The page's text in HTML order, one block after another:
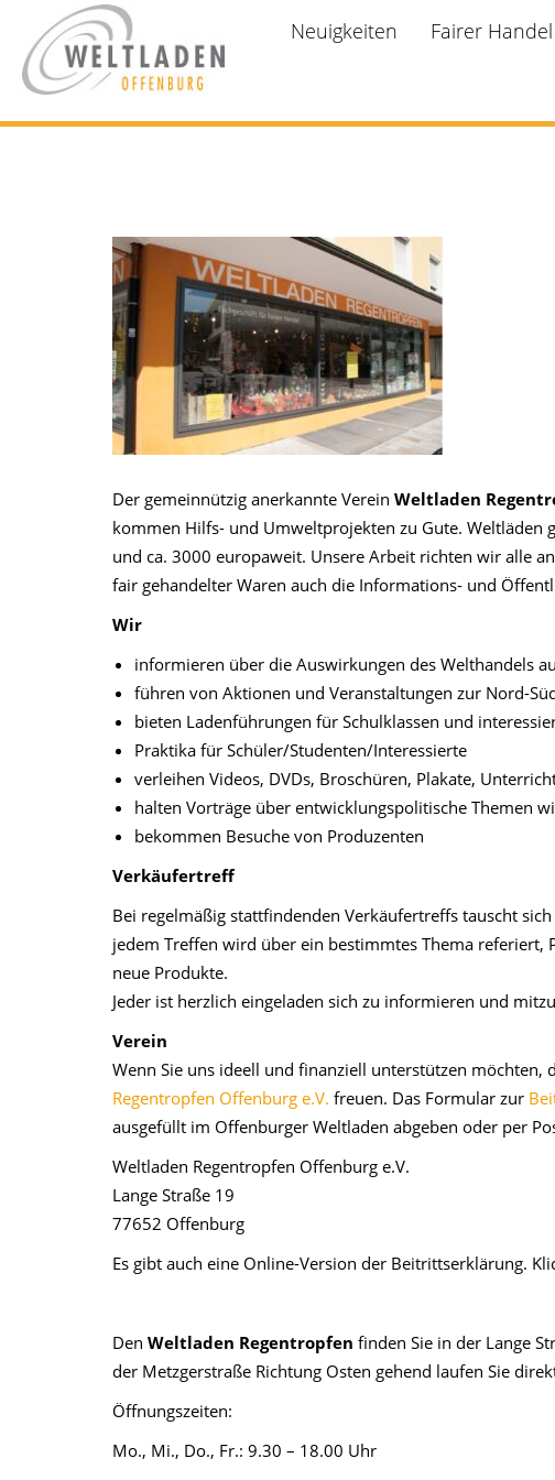
Neuigkeiten Fairer Handel
Der gemeinnützig anerkannte Verein Weltladen
kommen Hilfs- und Umweltprojekten zu Gute. Weltläden
und ca. 3000 europaweit. Unsere Arbeit richten wir alle
fair gehandelter Waren auch die Informations- und
Wir
informieren über die Auswirkungen des Welthandels
führen von Aktionen und Veranstaltungen zur Nord-
bieten Ladenführungen für Schulklassen und
Praktika für Schüler/Studenten/Interessierte
verleihen Videos, DVDs, Broschüren, Plakate,
halten Vorträge über entwicklungspolitische Themen
bekommen Besuche von Produzenten
Verkäufertreff
Bei regelmäßig stattfindenden Verkäufertreffs tauscht
jedem Treffen wird über ein bestimmtes Thema
neue Produkte.
Jeder ist herzlich eingeladen sich zu informieren und
Verein
Wenn Sie uns ideell und finanziell unterstützen
Regentropfen Offenburg e.V. freuen. Das Formular zur
ausgefüllt im Offenburger Weltladen abgeben oder per
Weltladen Regentropfen Offenburg e.V.
Lange Straße 19
77652 Offenburg
Es gibt auch eine Online-Version der Beitrittserklärung.
Den Weltladen Regentropfen finden Sie in der Lange
der Metzgerstraße Richtung Osten gehend laufen Sie
Öffnungszeiten:
Mo., Mi., Do., Fr.: 9.30 – 18.00 Uhr